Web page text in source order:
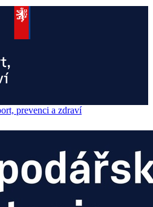
prevenci a zdraví